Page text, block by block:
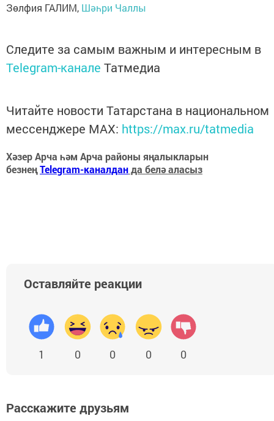
Зөлфия ГАЛИМ, Шәһри Чаллы
Следите за самым важным и интересным в
Telegram-канале Татмедиа
Читайте новости Татарстана в национальном
мессенджере MАХ: https://max.ru/tatmedia
Хәзер Арча һәм Арча районы яңалыкларын
безнеңTelegram-каналданда белә аласыз
Оставляйте реакции
1 0 0 0 0
Расскажите друзьям